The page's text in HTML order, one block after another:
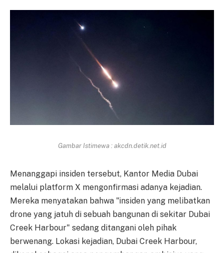
Gambar Istimewa : akcdn.detik.net.id
Menanggapi insiden tersebut, Kantor Media Dubai
melalui platform X mengonfirmasi adanya kejadian.
Mereka menyatakan bahwa "insiden yang melibatkan
drone yang jatuh di sebuah bangunan di sekitar Dubai
Creek Harbour" sedang ditangani oleh pihak
berwenang. Lokasi kejadian, Dubai Creek Harbour,